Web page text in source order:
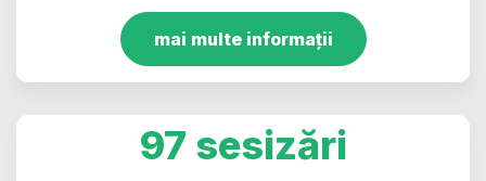
mai multe informații
97 sesizări